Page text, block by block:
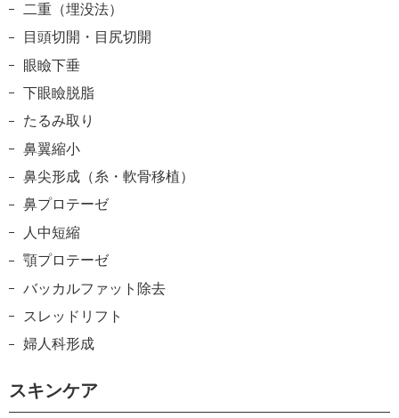
二重（埋没法）
目頭切開・目尻切開
眼瞼下垂
下眼瞼脱脂
たるみ取り
鼻翼縮小
鼻尖形成（糸・軟骨移植）
鼻プロテーゼ
人中短縮
顎プロテーゼ
バッカルファット除去
スレッドリフト
婦人科形成
スキンケア